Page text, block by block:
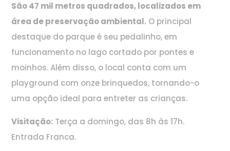
São 47 mil metros quadrados, localizados em
área de preservação ambiental. O principal
destaque do parque é seu pedalinho, em
funcionamento no lago cortado por pontes e
moinhos. Além disso, o local conta com um
playground com onze brinquedos, tornando-o
uma opção ideal para entreter as crianças.
Visitação: Terça a domingo, das 8h às 17h.
Entrada Franca.